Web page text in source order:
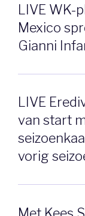
LIVE WK-
Mexico
Gianni
LIVE
van start
vorig